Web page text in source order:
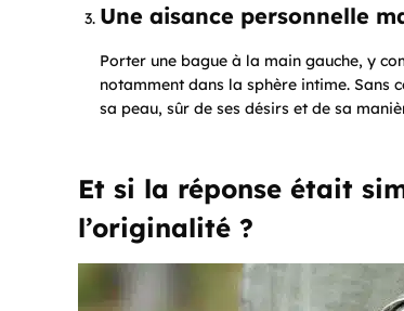
Une aisance personnelle
Porter une bague à la main gauche, y
notamment dans la sphère intime. Sans
sa peau, sûr de ses désirs et de sa
Et si la réponse était
l’originalité ?